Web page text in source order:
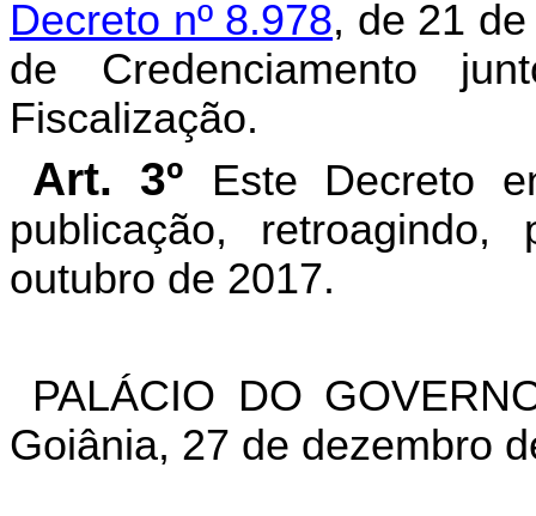
Decreto nº 8.978, de 21
de Credenciamento
Fiscalização.
Art. 3º
Este Decreto
publicação,
outubro de 2017.
PALÁCIO DO
Goiânia, 27 de dezembro